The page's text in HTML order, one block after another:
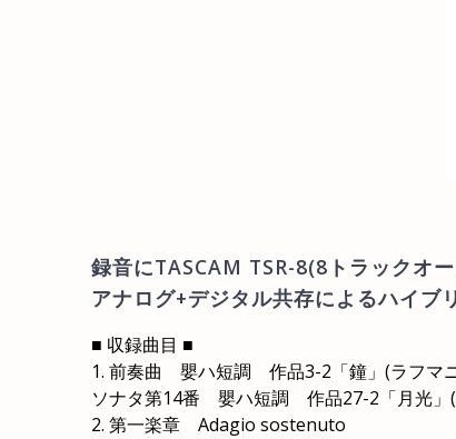
録音にTASCAM TSR-8(8トラックオ
アナログ+デジタル共存によるハイブ
■ 収録曲目 ■
1. 前奏曲 嬰ハ短調 作品3-2「鐘」(ラフマ
ソナタ第14番 嬰ハ短調 作品27-2「月光」(
2. 第一楽章 Adagio sostenuto